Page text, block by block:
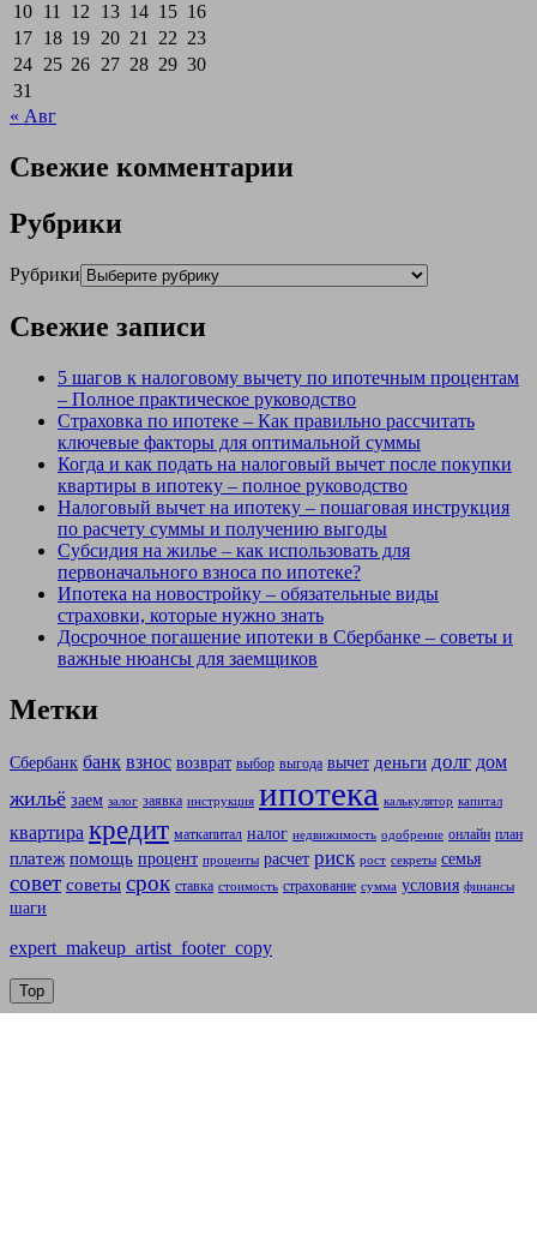
10 11 12 13 14 15 16
17 18 19 20 21 22 23
24 25 26 27 28 29 30
31
« Авг
Свежие комментарии
Рубрики
Рубрики
Свежие записи
5 шагов к налоговому вычету по ипотечным процентам
– Полное практическое руководство
Страховка по ипотеке – Как правильно рассчитать
ключевые факторы для оптимальной суммы
Когда и как подать на налоговый вычет после покупки
квартиры в ипотеку – полное руководство
Налоговый вычет на ипотеку – пошаговая инструкция
по расчету суммы и получению выгоды
Субсидия на жилье – как использовать для
первоначального взноса по ипотеке?
Ипотека на новостройку – обязательные виды
страховки, которые нужно знать
Досрочное погашение ипотеки в Сбербанке – советы и
важные нюансы для заемщиков
Метки
Сбербанк банк взнос возврат выбор выгода вычет деньги долг дом
жильё заем залог заявка инструкция ипотека калькулятор капитал
квартира кредит маткапитал налог недвижимость одобрение онлайн план
платеж помощь процент проценты расчет риск рост секреты семья
совет советы срок ставка стоимость страхование сумма условия финансы
шаги
expert_makeup_artist_footer_copy
Top